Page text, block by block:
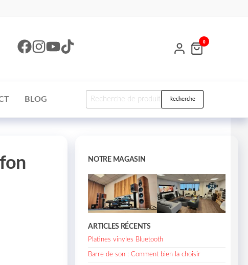
0
BLOG Recherche
NOTRE MAGASIN
ARTICLES RÉCENTS
Platines vinyles Bluetooth
Barre de son : Comment bien la choisir